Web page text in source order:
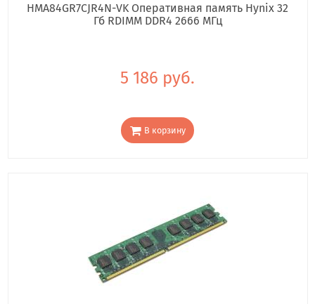
HMA84GR7CJR4N-VK Оперативная память Hynix 32
Гб RDIMM DDR4 2666 МГц
5 186 руб.
В корзину